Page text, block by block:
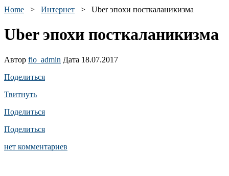
Home > Интернет > Uber эпохи посткаланикизма
Uber эпохи посткаланикизма
Автор fio_admin Дата 18.07.2017
Поделиться
Твитнуть
Поделиться
Поделиться
нет комментариев